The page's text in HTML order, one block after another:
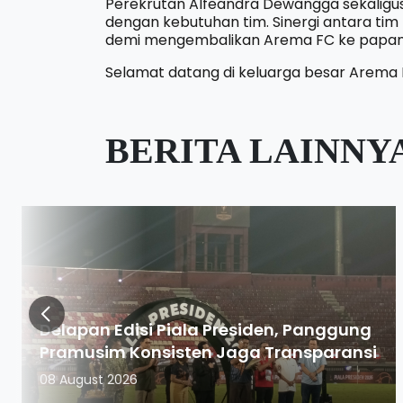
dengan kebutuhan tim. Sinergi antara
demi mengembalikan Arema FC ke
Selamat datang di keluarga besar
BERITA
Delapan Edisi Piala Presiden, Panggung
Pramusim Konsisten Jaga Transparansi
08 August 2026